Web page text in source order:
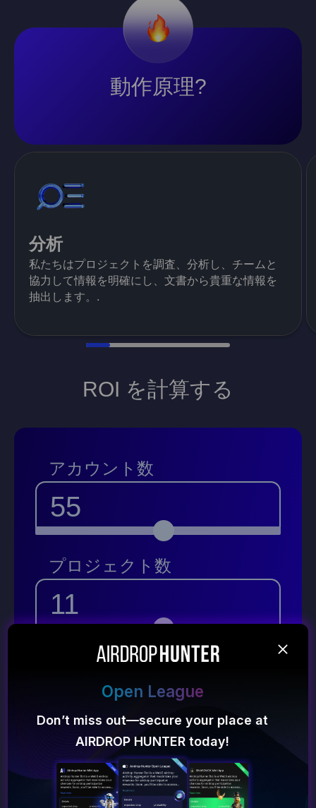
動作原理?
分析
私たちはプロジェクトを調査、分析し、チームと
協力して情報を明確にし、文書から貴重な情報を
抽出します。.
ROI を計算する
アカウント数
55
プロジェクト数
11
302 500$
会計経費 ~
78 650$
Deposit bonus
Deposit the platform - get a 50% bonus
and a chance for airdrop from $1000!